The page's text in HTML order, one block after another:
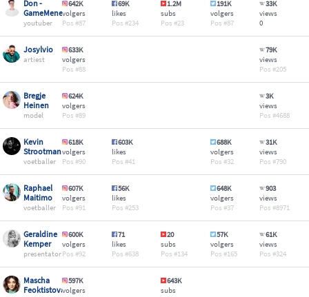
Don -
GameMeneer
youtuber
642K
volgers
87
69K
likes
234
1.2M
subs
23
191K
volgers
87
33K
views
0
Josylvio
artiest
633K
volgers
88
79K
views
205
Bregje
Heinen
model
624K
volgers
89
3K
views
4688
Kevin
Strootman
voetballer
618K
volgers
90
603K
likes
41
688K
volgers
32
31K
views
790
Raphael
Maitimo
voetballer
607K
volgers
91
56K
likes
253
648K
volgers
37
903
views
8971
Geraldine
Kemper
presentator
600K
volgers
92
71
likes
638
20
subs
134
57K
volgers
165
61K
views
324
Mascha
Feoktistova
597K
volgers
643K
subs